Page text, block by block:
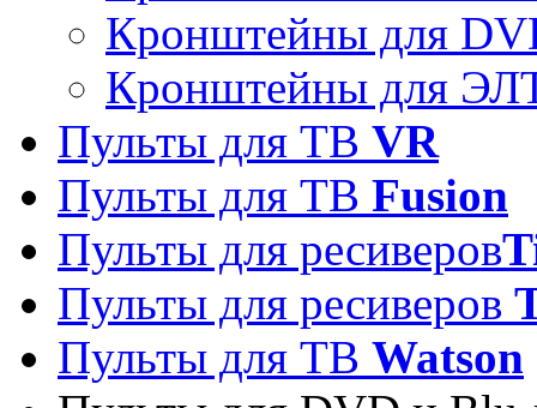
Кронштейны для
Кронштейны для
Пульты для ТВ VR
Пульты для ТВ Fusion
Пульты для ресиверов
Пульты для ресиверов
Пульты для ТВ Watson